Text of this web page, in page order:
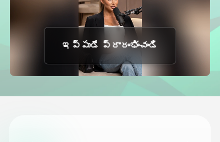
ఇతర సాధనాలు ▼
అన్ని సాధనాలను చూడండి
టెంప్లేట్‌లు
ఇప్పుడే ప్రారంభించండి